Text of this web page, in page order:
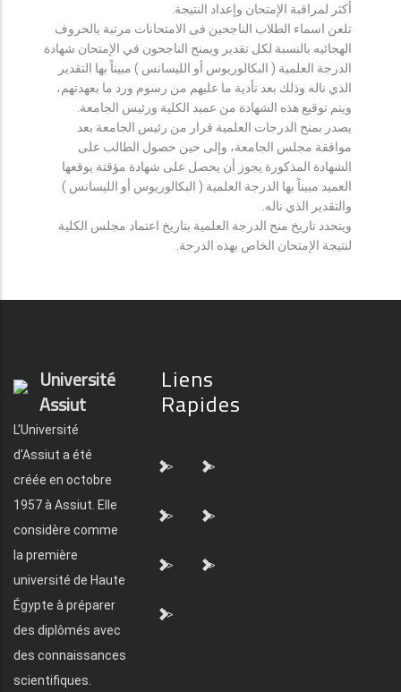
أكثر لمراقبة الإمتحان وإعداد النتيجة.
تلعن اسماء الطلاب الناجحين فى الامتحانات مرتبة بالحروف
الهجائيه بالنسبة لكل تقدير ويمنح الناجحون في الإمتحان شهادة
الدرجة العلمية ( البكالوريوس أو الليسانس ) مبيناً بها التقدير
الذي ناله وذلك بعد تأدية ما عليهم من رسوم ورد ما بعهدتهم،
ويتم توقيع هذه الشهادة من عميد الكلية ورئيس الجامعة.
يصدر بمنح الدرجات العلمية قرار من رئيس الجامعة بعد
موافقة مجلس الجامعة، وإلى حين حصول الطالب على
الشهادة المذكورة يجوز أن يحصل على شهادة مؤقتة يوقعها
العميد مبيناً بها الدرجة العلمية ( البكالوريوس أو الليسانس )
والتقدير الذي ناله.
ويتحدد تاريخ منح الدرجة العلمية بتاريخ اعتماد مجلس الكلية
لنتيجة الإمتحان الخاص بهذه الدرجة.
Université
Assiut
L'Université
d'Assiut a été
créée en octobre
1957 à Assiut. Elle
considère comme
la première
université de Haute
Égypte à préparer
des diplômés avec
des connaissances
scientifiques.
Liens
Rapides
"> ">
"> ">
"> ">
">